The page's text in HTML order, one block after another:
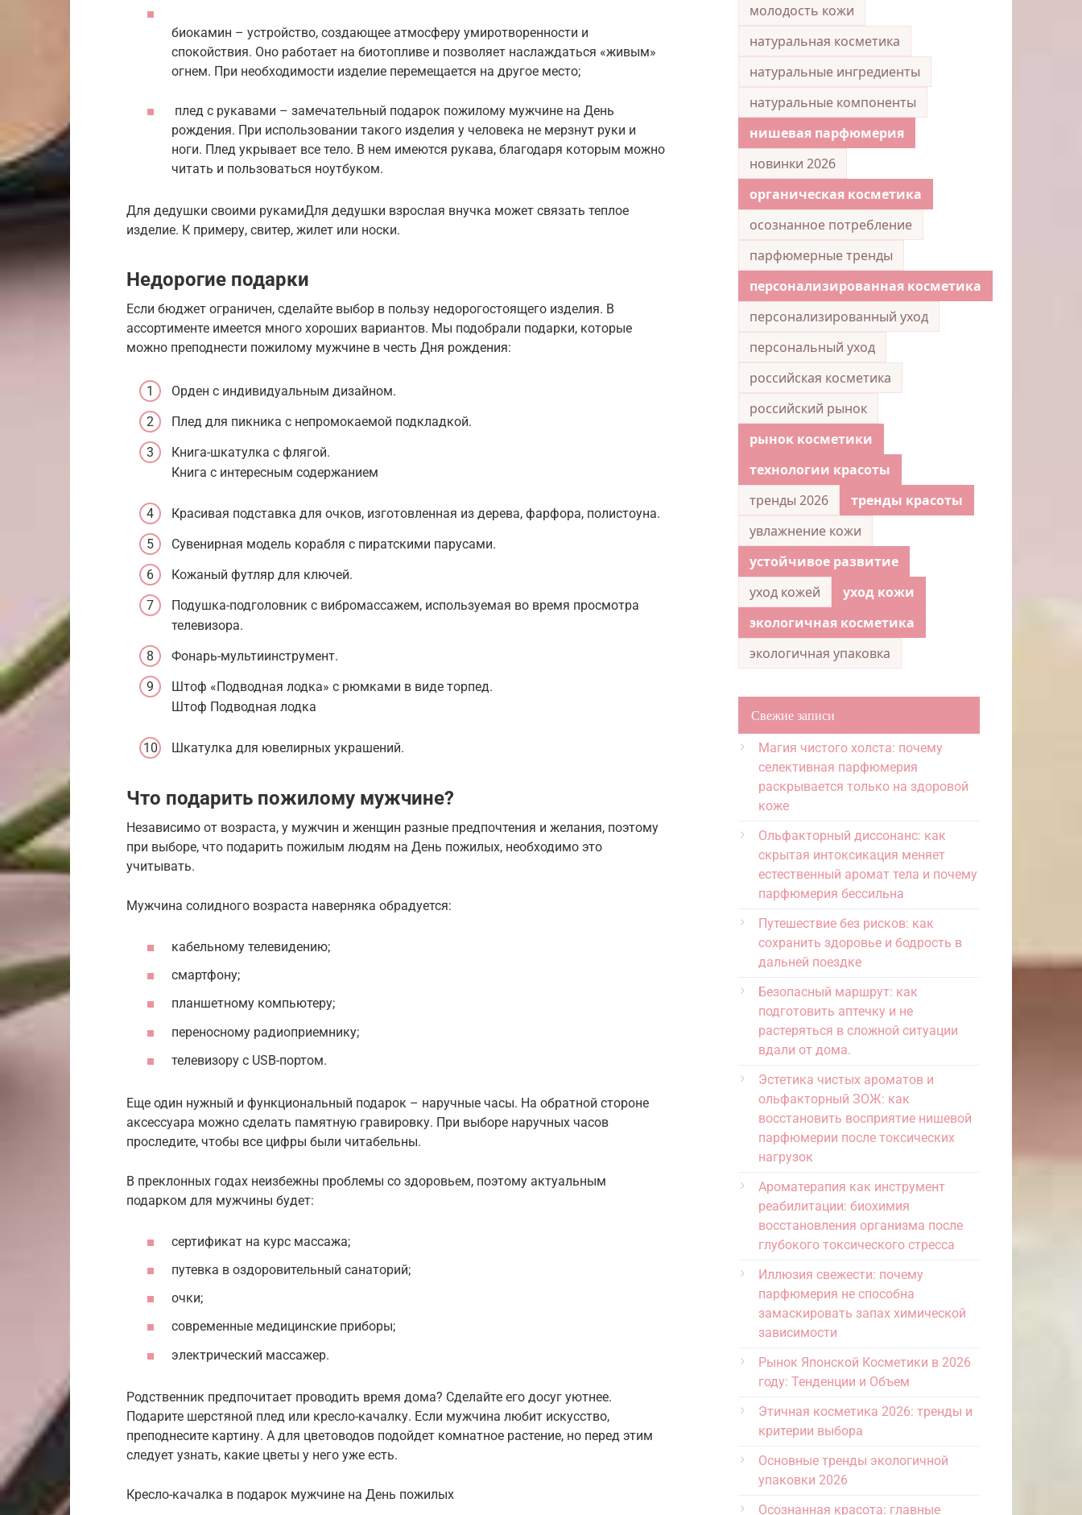
биокамин – устройство, создающее атмосферу умиротворенности и
спокойствия. Оно работает на биотопливе и позволяет наслаждаться «живым»
огнем. При необходимости изделие перемещается на другое место;
плед с рукавами – замечательный подарок пожилому мужчине на День
рождения. При использовании такого изделия у человека не мерзнут руки и
ноги. Плед укрывает все тело. В нем имеются рукава, благодаря которым можно
читать и пользоваться ноутбуком.
Для дедушки своими рукамиДля дедушки взрослая внучка может связать теплое
изделие. К примеру, свитер, жилет или носки.
Недорогие подарки
Если бюджет ограничен, сделайте выбор в пользу недорогостоящего изделия. В
ассортименте имеется много хороших вариантов. Мы подобрали подарки, которые
можно преподнести пожилому мужчине в честь Дня рождения:
Орден с индивидуальным дизайном.
Плед для пикника с непромокаемой подкладкой.
Книга-шкатулка с флягой.
Книга с интересным содержанием
Красивая подставка для очков, изготовленная из дерева, фарфора, полистоуна.
Сувенирная модель корабля с пиратскими парусами.
Кожаный футляр для ключей.
Подушка-подголовник с вибромассажем, используемая во время просмотра
телевизора.
Фонарь-мультиинструмент.
Штоф «Подводная лодка» с рюмками в виде торпед.
Штоф Подводная лодка
Шкатулка для ювелирных украшений.
Что подарить пожилому мужчине?
Независимо от возраста, у мужчин и женщин разные предпочтения и желания, поэтому
при выборе, что подарить пожилым людям на День пожилых, необходимо это
учитывать.
Мужчина солидного возраста наверняка обрадуется:
кабельному телевидению;
смартфону;
планшетному компьютеру;
переносному радиоприемнику;
телевизору с USB-портом.
Еще один нужный и функциональный подарок – наручные часы. На обратной стороне
аксессуара можно сделать памятную гравировку. При выборе наручных часов
проследите, чтобы все цифры были читабельны.
В преклонных годах неизбежны проблемы со здоровьем, поэтому актуальным
подарком для мужчины будет:
сертификат на курс массажа;
путевка в оздоровительный санаторий;
очки;
современные медицинские приборы;
электрический массажер.
Родственник предпочитает проводить время дома? Сделайте его досуг уютнее.
Подарите шерстяной плед или кресло-качалку. Если мужчина любит искусство,
преподнесите картину. А для цветоводов подойдет комнатное растение, но перед этим
следует узнать, какие цветы у него уже есть.
Кресло-качалка в подарок мужчине на День пожилых
молодость кожи
натуральная косметика
натуральные ингредиенты
натуральные компоненты
нишевая парфюмерия
новинки 2026
органическая косметика
осознанное потребление
парфюмерные тренды
персонализированная косметика
персонализированный уход
персональный уход
российская косметика
российский рынок
рынок косметики
технологии красоты
тренды 2026
тренды красоты
увлажнение кожи
устойчивое развитие
уход кожей
уход кожи
экологичная косметика
экологичная упаковка
Свежие записи
Магия чистого холста: почему
селективная парфюмерия
раскрывается только на здоровой
коже
Ольфакторный диссонанс: как
скрытая интоксикация меняет
естественный аромат тела и почему
парфюмерия бессильна
Путешествие без рисков: как
сохранить здоровье и бодрость в
дальней поездке
Безопасный маршрут: как
подготовить аптечку и не
растеряться в сложной ситуации
вдали от дома.
Эстетика чистых ароматов и
ольфакторный ЗОЖ: как
восстановить восприятие нишевой
парфюмерии после токсических
нагрузок
Ароматерапия как инструмент
реабилитации: биохимия
восстановления организма после
глубокого токсического стресса
Иллюзия свежести: почему
парфюмерия не способна
замаскировать запах химической
зависимости
Рынок Японской Косметики в 2026
году: Тенденции и Объем
Этичная косметика 2026: тренды и
критерии выбора
Основные тренды экологичной
упаковки 2026
Осознанная красота: главные